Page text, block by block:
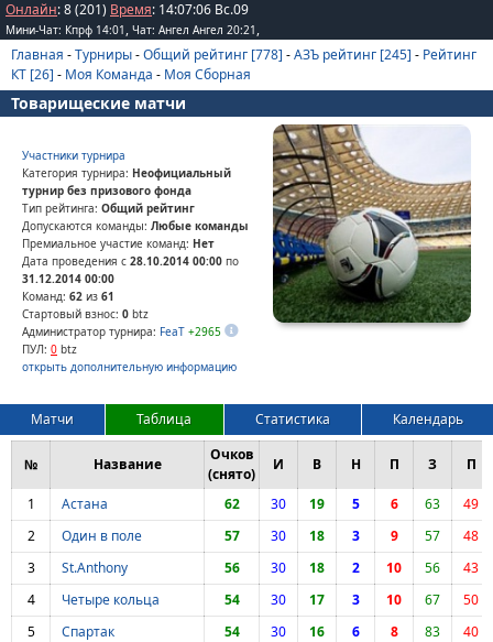
Онлайн: 8 (201) Время: 14:07:06 Вс.09
Мини-Чат: Кпрф 14:01 , Чат: Ангел Ангел 20:21 ,
Главная -Турниры-Общий рейтинг [778] -АЗЪ рейтинг [245] - Рейтинг
КТ [26] - Моя Команда - Моя Сборная
Товарищеские матчи
Участники турнира
Категория турнира: Неофициальный
турнир без призового фонда
Тип рейтинга: Общий рейтинг
Допускаются команды: Любые команды
Премиальное участие команд: Нет
Дата проведения с 28.10.2014 00:00 по
31.12.2014 00:00
Команд: 62 из 61
Стартовый взнос: 0 btz
Администратор турнира: FeaT +2965
ПУЛ: 0 btz
открыть дополнительную информацию
Матчи Таблица Статистика Календарь
№ Название
Очков
(снято)
И В Н П З П
1 Астана 62 30 19 5 6 63
49
2
Один в поле 57 30 18 3 9 57
48
3
St.Anthony 56 30 18 2 10 56
43
4
Четыре кольца 54 30 17 3 10 67
50
5
Спартак 54 30 16 6 8 83
40